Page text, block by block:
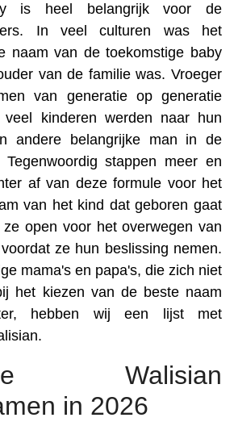
is heel belangrijk voor de
In veel culturen was het
naam van de toekomstige baby
van de familie was. Vroeger
van generatie op generatie
veel kinderen werden naar hun
andere belangrijke man in de
stappen meer en
af van deze formule voor het
van het kind dat geboren gaat
open voor het overwegen van
ze hun beslissing nemen.
mama's en papa's, die zich niet
het kiezen van de beste naam
hebben wij een lijst met
Walisian
in 2026